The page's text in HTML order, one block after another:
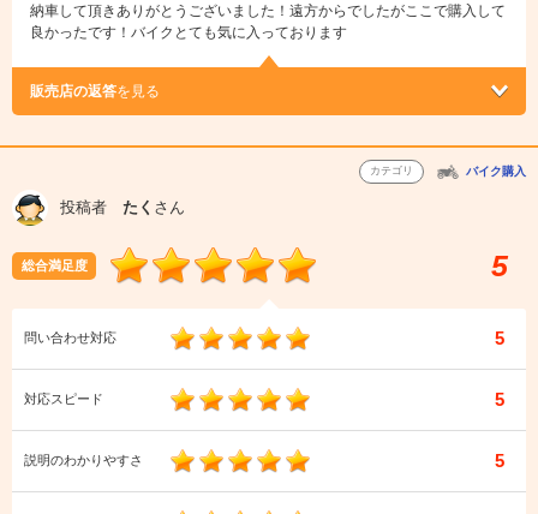
納車して頂きありがとうございました！遠方からでしたがここで購入して
良かったです！バイクとても気に入っております
販売店の返答を見る
カテゴリ バイク購入
投稿者 たく さん
総合満足度 5
問い合わせ対応 5
対応スピード 5
説明のわかりやすさ 5